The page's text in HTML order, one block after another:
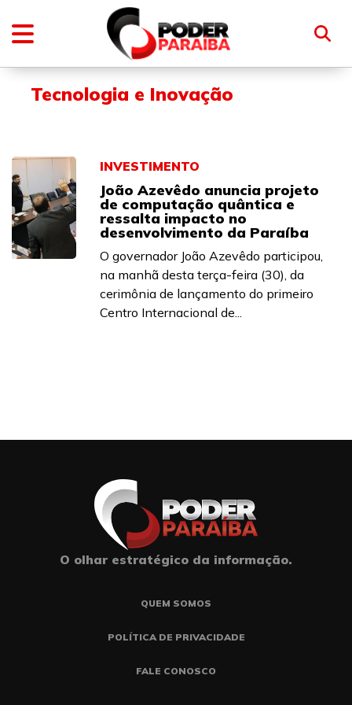
Tecnologia e Inovação
INVESTIMENTO
João Azevêdo anuncia projeto
de computação quântica e
ressalta impacto no
desenvolvimento da Paraíba
O governador João Azevêdo participou,
na manhã desta terça-feira (30), da
cerimônia de lançamento do primeiro
Centro Internacional de...
O olhar estratégico da informação.
QUEM SOMOS
POLÍTICA DE PRIVACIDADE
FALE CONOSCO